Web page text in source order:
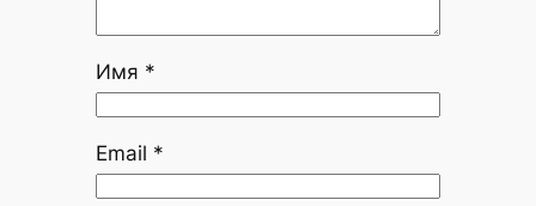
Имя *
Email *